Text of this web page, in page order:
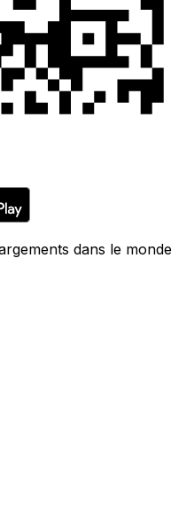
dans le monde